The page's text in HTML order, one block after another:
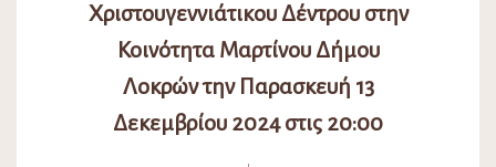
Χριστουγεννιάτικου Δέντρου στην
Κοινότητα Μαρτίνου Δήμου
Λοκρών την Παρασκευή 13
Δεκεμβρίου 2024 στις 20:00